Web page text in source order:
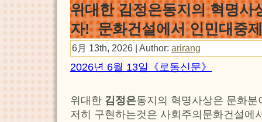
위대한 김정은동지의 혁명사
자! 문화건설에서 인민대중
6月 13th, 2026 | Author: arirang
2026년 6월 13일《로동신문》
위대한 김정은동지의 혁명사상은 문화
저히 구현하는것은 사회주의문화건설에